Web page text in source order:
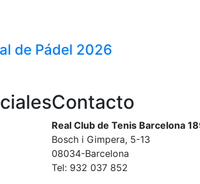
de Pádel 2026
Contacto
Real Club de Tenis Barcelona
Bosch i Gimpera, 5-13
08034-Barcelona
Tel: 932 037 852